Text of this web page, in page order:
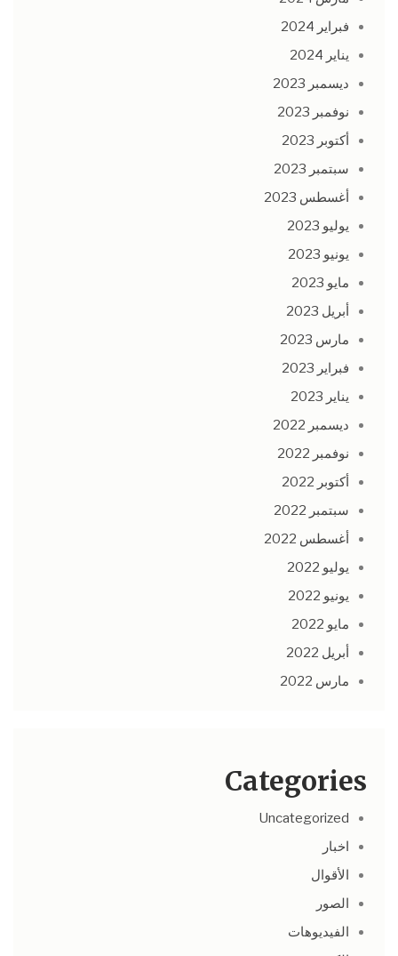
فبراير 2024
يناير 2024
ديسمبر 2023
نوفمبر 2023
أكتوبر 2023
سبتمبر 2023
أغسطس 2023
يوليو 2023
يونيو 2023
مايو 2023
أبريل 2023
مارس 2023
فبراير 2023
يناير 2023
ديسمبر 2022
نوفمبر 2022
أكتوبر 2022
سبتمبر 2022
أغسطس 2022
يوليو 2022
يونيو 2022
مايو 2022
أبريل 2022
مارس 2022
Categories
Uncategorized
اخبار
الأقوال
الصور
الفيديوهات